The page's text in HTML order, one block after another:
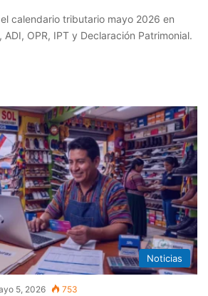
calendario tributario mayo 2026 en
ADI, OPR, IPT y Declaración Patrimonial.
Noticias
5, 2026 753